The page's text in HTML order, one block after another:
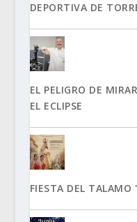
DEPORTIVA DE
EL PELIGRO DE
EL ECLIPSE
FIESTA DEL